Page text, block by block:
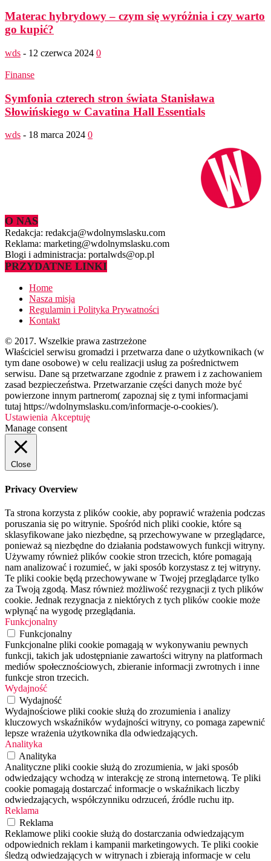
Materac hybrydowy – czym się wyróżnia i czy warto
go kupić?
wds - 12 czerwca 2024 0
Finanse
Symfonia czterech stron świata Stanisława
Słowińskiego w Cavatina Hall Essentials
wds - 18 marca 2024 0
O NAS
Redakcja: redakcja@wdolnymslasku.com
Reklama: marketing@wdolnymslasku.com
Blogi i administracja: portalwds@op.pl
PRZYDATNE LINKI
Home
Nasza misja
Regulamin i Polityka Prywatności
Kontakt
© 2017. Wszelkie prawa zastrzeżone
Właściciel serwisu gromadzi i przetwarza dane o użytkownikach (w
tym dane osobowe) w celu realizacji usług za pośrednictwem
serwisu. Dane są przetwarzane zgodnie z prawem i z zachowaniem
zasad bezpieczeństwa. Przetwarzanie części danych może być
powierzone innym partnerom( zapoznaj się z tymi informacjami
tutaj https://wdolnymslasku.com/informacje-o-cookies/).
Ustawienia Akceptuję
Manage consent
Close
Privacy Overview
Ta strona korzysta z plików cookie, aby poprawić wrażenia podczas
poruszania się po witrynie. Spośród nich pliki cookie, które są
sklasyfikowane jako niezbędne, są przechowywane w przeglądarce,
ponieważ są niezbędne do działania podstawowych funkcji witryny.
Używamy również plików cookie stron trzecich, które pomagają
nam analizować i rozumieć, w jaki sposób korzystasz z tej witryny.
Te pliki cookie będą przechowywane w Twojej przeglądarce tylko
za Twoją zgodą. Masz również możliwość rezygnacji z tych plików
cookie. Jednak rezygnacja z niektórych z tych plików cookie może
wpłynąć na wygodę przeglądania.
Funkcjonalny
Funkcjonalny
Funkcjonalne pliki cookie pomagają w wykonywaniu pewnych
funkcji, takich jak udostępnianie zawartości witryny na platformach
mediów społecznościowych, zbieranie informacji zwrotnych i inne
funkcje stron trzecich.
Wydajność
Wydajność
Wydajnościowe pliki cookie służą do zrozumienia i analizy
kluczowych wskaźników wydajności witryny, co pomaga zapewnić
lepsze wrażenia użytkownika dla odwiedzających.
Analityka
Analityka
Analityczne pliki cookie służą do zrozumienia, w jaki sposób
odwiedzający wchodzą w interakcję ze stroną internetową. Te pliki
cookie pomagają dostarczać informacje o wskaźnikach liczby
odwiedzających, współczynniku odrzuceń, źródle ruchu itp.
Reklama
Reklama
Reklamowe pliki cookie służą do dostarczania odwiedzającym
odpowiednich reklam i kampanii marketingowych. Te pliki cookie
śledzą odwiedzających w witrynach i zbierają informacje w celu